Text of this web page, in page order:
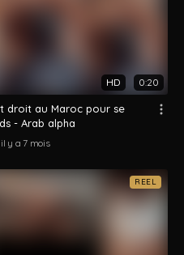
HD 0:20
droit au Maroc pour se
- Arab alpha
il y a 7 mois
REEL